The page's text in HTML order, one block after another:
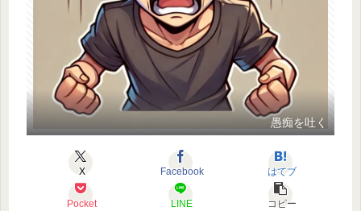
愚痴を吐く
X Facebook はてブ
Pocket LINE コピー